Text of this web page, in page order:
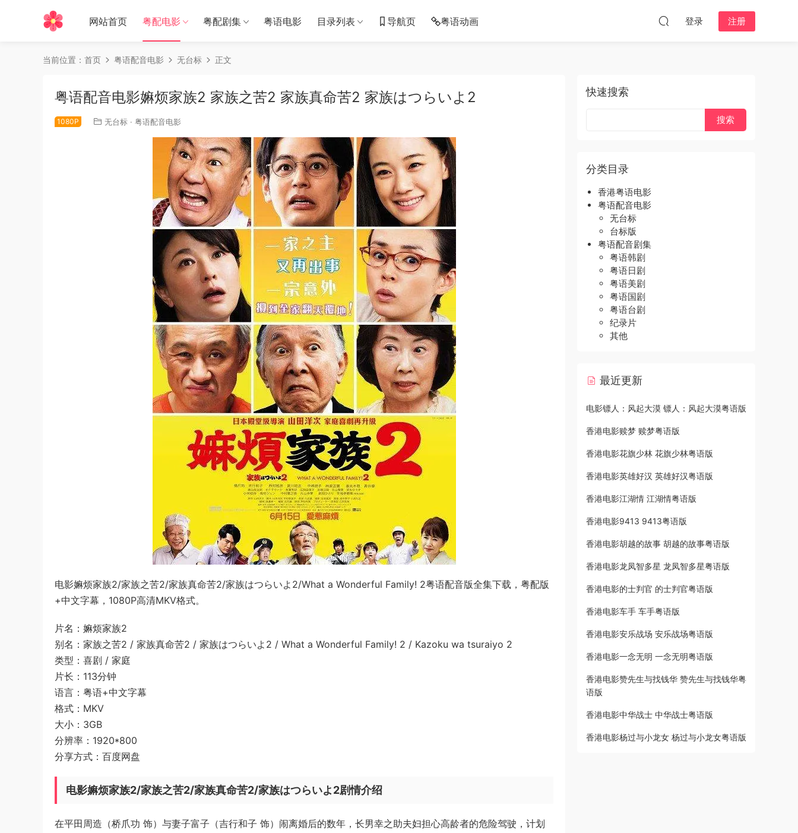
网站首页 粤配电影 粤配剧集 粤语电影 目录列表 导航页 粤语动画 登录 注册
当前位置： 首页 粤语配音电影 无台标 正文
粤语配音电影嫲烦家族2 家族之苦2 家族真命苦2 家族はつらいよ2
1080P 无台标 · 粤语配音电影
电影嫲烦家族2/家族之苦2/家族真命苦2/家族はつらいよ2/What a Wonderful Family! 2粤语配音版全集下载，粤配版
+中文字幕，1080P高清MKV格式。
片名：嫲烦家族2
别名：家族之苦2 / 家族真命苦2 / 家族はつらいよ2 / What a Wonderful Family! 2 / Kazoku wa tsuraiyo 2
类型：喜剧 / 家庭
片长：113分钟
语言：粤语+中文字幕
格式：MKV
大小：3GB
分辨率：1920*800
分享方式：百度网盘
电影嫲烦家族2/家族之苦2/家族真命苦2/家族はつらいよ2剧情介绍
在平田周造（桥爪功 饰）与妻子富子（吉行和子 饰）闹离婚后的数年，长男幸之助夫妇担心高龄者的危险驾驶，计划
快速搜索
分类目录
香港粤语电影
粤语配音电影
无台标
台标版
粤语配音剧集
粤语韩剧
粤语日剧
粤语美剧
粤语国剧
粤语台剧
纪录片
其他
最近更新
电影镖人：风起大漠 镖人：风起大漠粤语版
香港电影赎梦 赎梦粤语版
香港电影花旗少林 花旗少林粤语版
香港电影英雄好汉 英雄好汉粤语版
香港电影江湖情 江湖情粤语版
香港电影9413 9413粤语版
香港电影胡越的故事 胡越的故事粤语版
香港电影龙凤智多星 龙凤智多星粤语版
香港电影的士判官 的士判官粤语版
香港电影车手 车手粤语版
香港电影安乐战场 安乐战场粤语版
香港电影一念无明 一念无明粤语版
香港电影赞先生与找钱华 赞先生与找钱华粤
语版
香港电影中华战士 中华战士粤语版
香港电影杨过与小龙女 杨过与小龙女粤语版